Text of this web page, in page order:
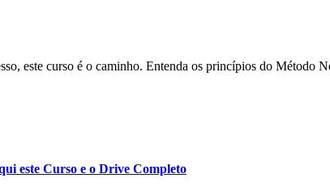
este curso é o caminho. Entenda os princípios do Método
este Curso e o Drive Completo